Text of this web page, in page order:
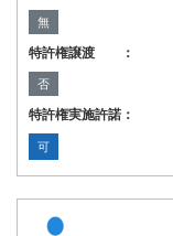
無
特許権譲渡 ：
否
特許権実施許諾：
可